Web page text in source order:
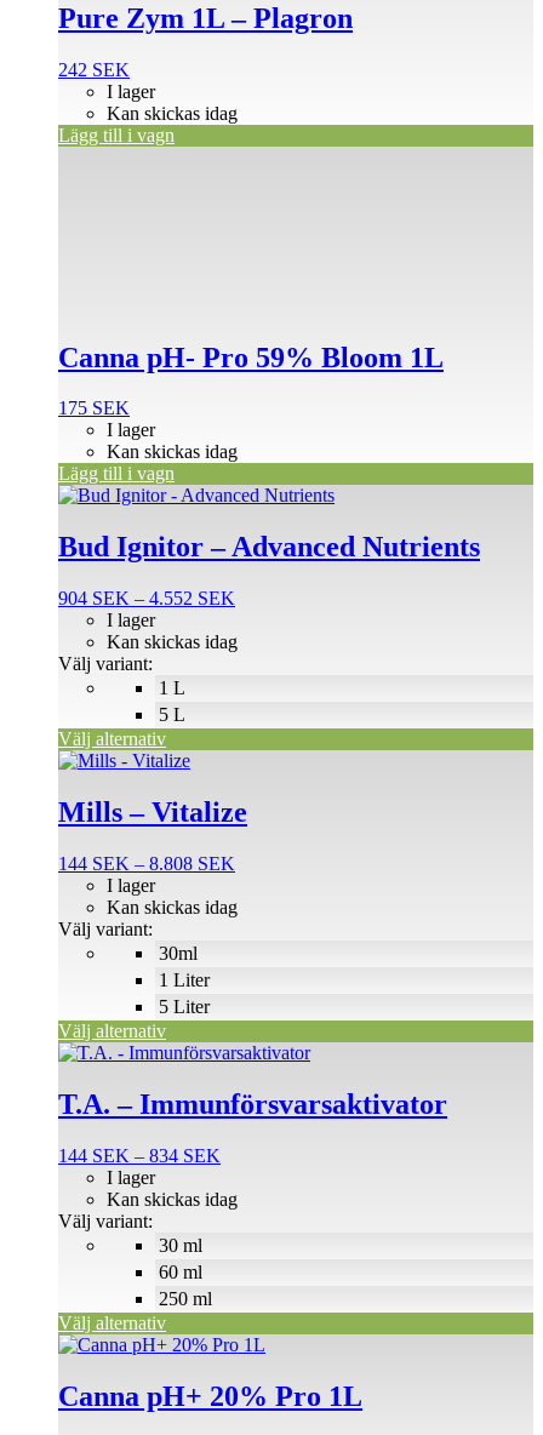
Pure Zym 1L – Plagron
242 SEK
I lager
Kan skickas idag
Lägg till i vagn
Canna pH- Pro 59% Bloom 1L
175 SEK
I lager
Kan skickas idag
Lägg till i vagn
Bud Ignitor – Advanced Nutrients
904 SEK – 4.552 SEK
till
1 L
5 L
I lager
Kan skickas idag
Välj variant:
Välj alternativ
Den
produkten
har
varianter.
olika
alternativen
på
produktsidan
Mills – Vitalize
144 SEK – 8.808 SEK
till
30ml
1 Liter
5 Liter
I lager
Kan skickas idag
Välj variant:
Välj alternativ
Den
produkten
har
varianter.
olika
alternativen
produktsidan
T.A. – Immunförsvarsaktivator
144 SEK – 834 SEK
till
30 ml
60 ml
250 ml
I lager
Kan skickas idag
Välj variant:
Välj alternativ
Den
produkten
har
varianter.
olika
alternativen
produktsidan
Canna pH+ 20% Pro 1L